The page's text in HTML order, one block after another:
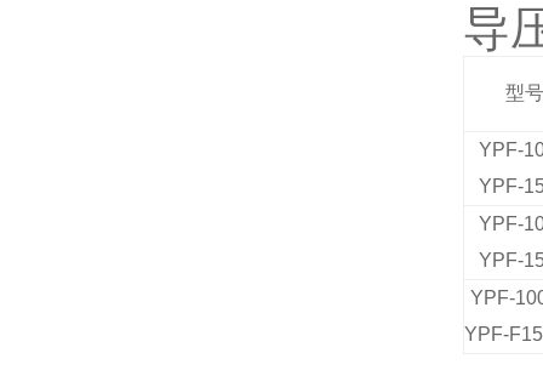
导
型号
YPF-
YPF-
YPF-
YPF-
YPF-
YPF-